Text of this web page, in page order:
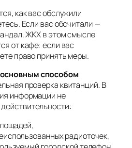
как вас обслужили
Если вас обсчитали —
ЖКХ в этом смысле
от кафе: если вас
право принять меры.
способом
проверка квитанций. В
информации не
радиоточек,